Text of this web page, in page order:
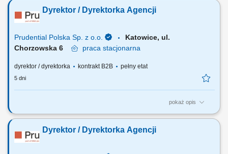
Planowania Finansowego oraz Menedżerów, budowanie portfela
Klientów poprzez aktywną sprzedaż własną, zapewnienie wsparcia
Dyrektor / Dyrektorka Agencji
Prudential Polska Sp. z o.o.
Katowice, ul.
Chorzowska 6
praca stacjonarna
dyrektor / dyrektorka kontrakt B2B pełny etat
5 dni
pokaż opis
Za co będziesz odpowiadać: własny biznes przychodowy i zarządzanie
Planowania Finansowego oraz Menedżerów, budowanie portfela
Klientów poprzez aktywną sprzedaż własną, zapewnienie wsparcia
Dyrektor / Dyrektorka Agencji